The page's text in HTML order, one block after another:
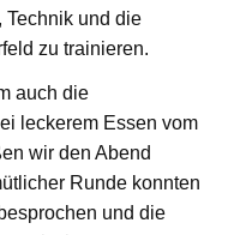
Technik und die
zu trainieren.
auch die
leckerem Essen vom
wir den Abend
Runde konnten
und die